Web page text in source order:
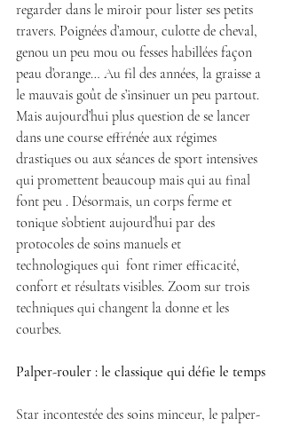
regarder dans le miroir pour lister ses petits
travers. Poignées d’amour, culotte de cheval,
genou un peu mou ou fesses habillées façon
peau d’orange… Au fil des années, la graisse a
le mauvais goût de s’insinuer un peu partout.
Mais aujourd’hui plus question de se lancer
dans une course effrénée aux régimes
drastiques ou aux séances de sport intensives
qui promettent beaucoup mais qui au final
font peu . Désormais, un corps ferme et
tonique s’obtient aujourd’hui par des
protocoles de soins manuels et
technologiques qui  font rimer efficacité,
confort et résultats visibles. Zoom sur trois
techniques qui changent la donne et les
courbes.
Palper-rouler : le classique qui défie le temps
Star incontestée des soins minceur, le palper-